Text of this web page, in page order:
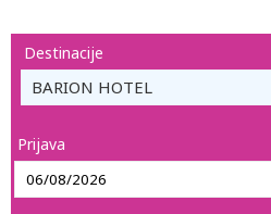
Destinacije
BARION HOTEL
Prijava